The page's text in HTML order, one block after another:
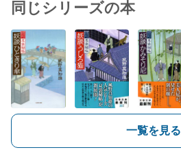
同じシリーズの本
一覧を見る